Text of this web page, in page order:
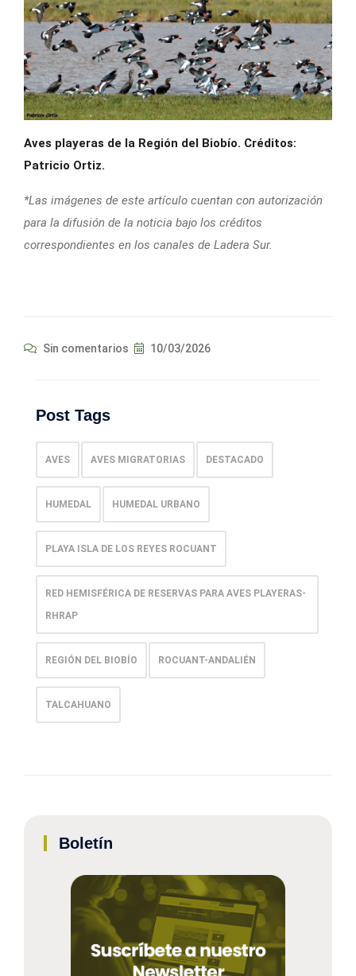
Aves playeras de la Región del Biobío. Créditos:
Patricio Ortiz.
*Las imágenes de este artículo cuentan con autorización
para la difusión de la noticia bajo los créditos
correspondientes en los canales de Ladera Sur.
Sin comentarios 10/03/2026
Post Tags
AVES AVES MIGRATORIAS DESTACADO
HUMEDAL HUMEDAL URBANO
PLAYA ISLA DE LOS REYES ROCUANT
RED HEMISFÉRICA DE RESERVAS PARA AVES PLAYERAS-
RHRAP
REGIÓN DEL BIOBÍO ROCUANT-ANDALIÉN
TALCAHUANO
Boletín